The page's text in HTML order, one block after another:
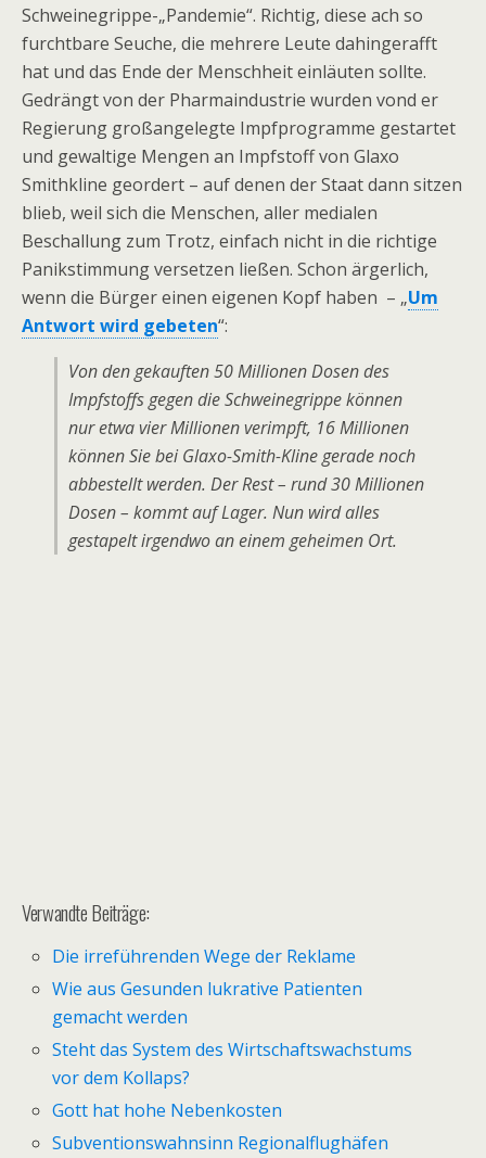
Schweinegrippe-„Pandemie“. Richtig, diese ach so
furchtbare Seuche, die mehrere Leute dahingerafft
hat und das Ende der Menschheit einläuten sollte.
Gedrängt von der Pharmaindustrie wurden vond er
Regierung großangelegte Impfprogramme gestartet
und gewaltige Mengen an Impfstoff von Glaxo
Smithkline geordert – auf denen der Staat dann sitzen
blieb, weil sich die Menschen, aller medialen
Beschallung zum Trotz, einfach nicht in die richtige
Panikstimmung versetzen ließen. Schon ärgerlich,
wenn die Bürger einen eigenen Kopf haben – „Um
Antwort wird gebeten“:
Von den gekauften 50 Millionen Dosen des
Impfstoffs gegen die Schweinegrippe können
nur etwa vier Millionen verimpft, 16 Millionen
können Sie bei Glaxo-Smith-Kline gerade noch
abbestellt werden. Der Rest – rund 30 Millionen
Dosen – kommt auf Lager. Nun wird alles
gestapelt irgendwo an einem geheimen Ort.
Verwandte Beiträge:
Die irreführenden Wege der Reklame
Wie aus Gesunden lukrative Patienten
gemacht werden
Steht das System des Wirtschaftswachstums
vor dem Kollaps?
Gott hat hohe Nebenkosten
Subventionswahnsinn Regionalflughäfen